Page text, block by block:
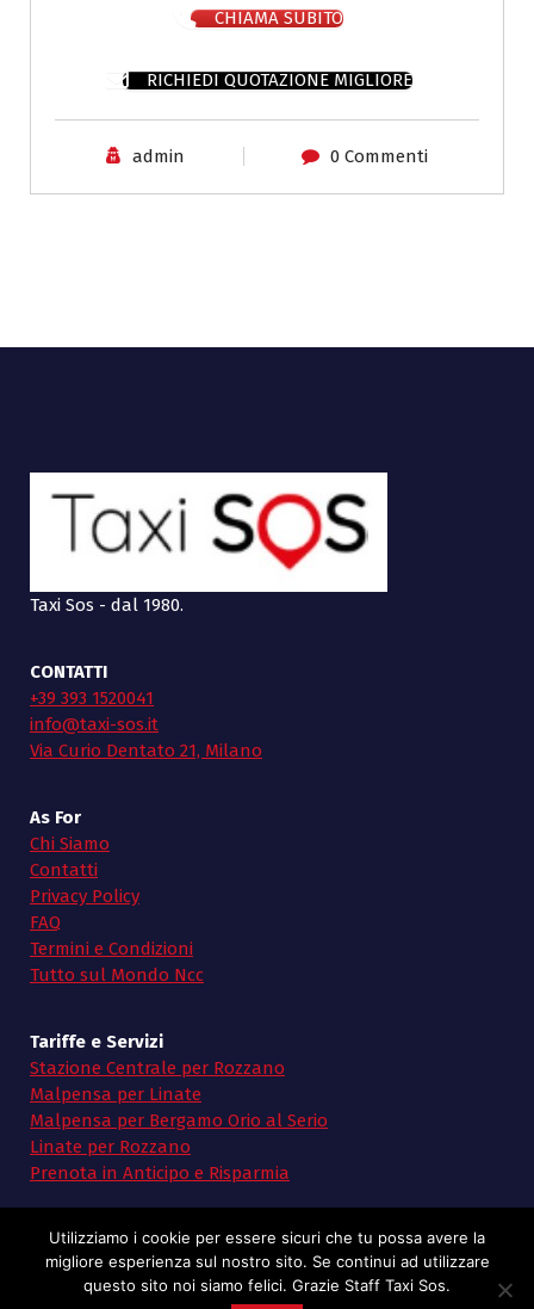
CHIAMA SUBITO
RICHIEDI QUOTAZIONE MIGLIORE
admin 0 Commenti
Taxi Sos - dal 1980.
CONTATTI
+39 393 1520041
info@taxi-sos.it
Via Curio Dentato 21, Milano
As For
Chi Siamo
Contatti
Privacy Policy
FAQ
Termini e Condizioni
Tutto sul Mondo Ncc
Tariffe e Servizi
Stazione Centrale per Rozzano
Malpensa per Linate
Malpensa per Bergamo Orio al Serio
Linate per Rozzano
Prenota in Anticipo e Risparmia
Utilizziamo i cookie per essere sicuri che tu possa avere la
migliore esperienza sul nostro sito. Se continui ad utilizzare
questo sito noi siamo felici. Grazie Staff Taxi Sos.